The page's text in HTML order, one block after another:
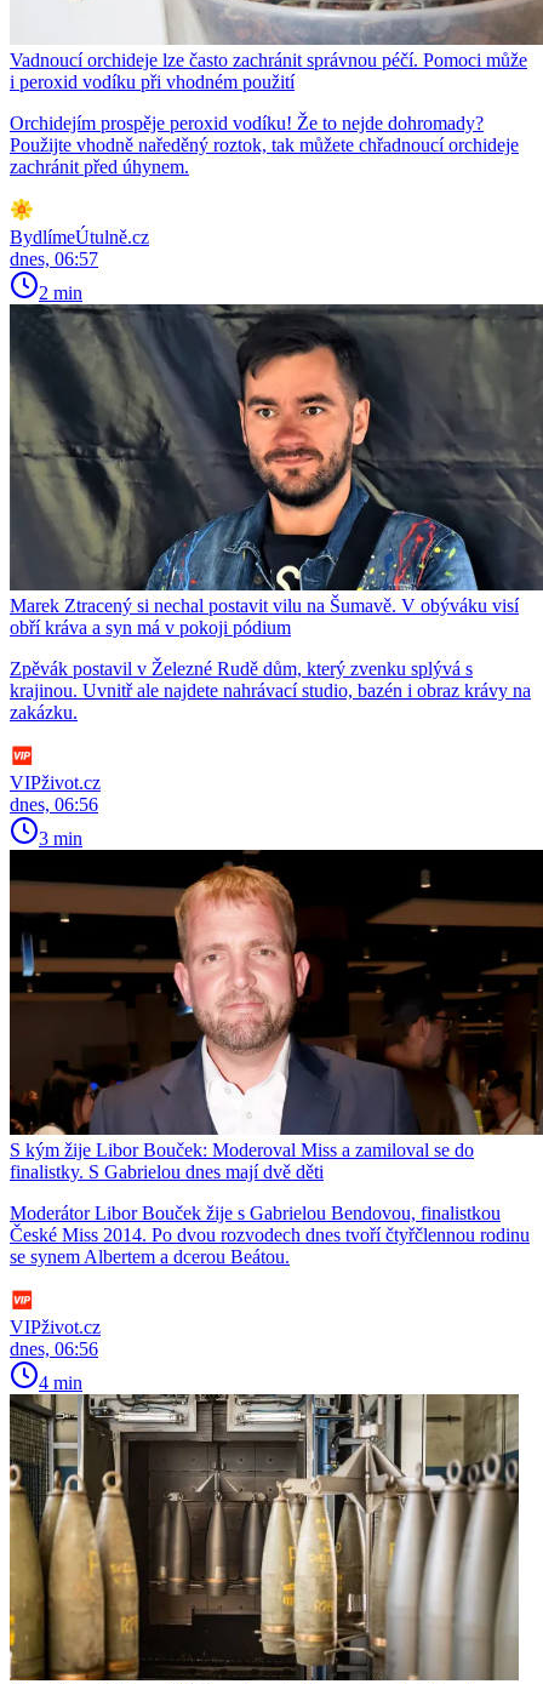
Vadnoucí orchideje lze často zachránit správnou péčí. Pomoci může
i peroxid vodíku při vhodném použití
Orchidejím prospěje peroxid vodíku! Že to nejde dohromady?
Použijte vhodně naředěný roztok, tak můžete chřadnoucí orchideje
zachránit před úhynem.
BydlímeÚtulně.cz
dnes, 06:57
2 min
Marek Ztracený si nechal postavit vilu na Šumavě. V obýváku visí
obří kráva a syn má v pokoji pódium
Zpěvák postavil v Železné Rudě dům, který zvenku splývá s
krajinou. Uvnitř ale najdete nahrávací studio, bazén i obraz krávy na
zakázku.
VIPživot.cz
dnes, 06:56
3 min
S kým žije Libor Bouček: Moderoval Miss a zamiloval se do
finalistky. S Gabrielou dnes mají dvě děti
Moderátor Libor Bouček žije s Gabrielou Bendovou, finalistkou
České Miss 2014. Po dvou rozvodech dnes tvoří čtyřčlennou rodinu
se synem Albertem a dcerou Beátou.
VIPživot.cz
dnes, 06:56
4 min